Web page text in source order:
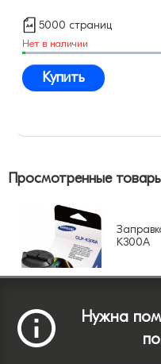
5000 страниц
Нет в наличии
Купить
Просмотренные
K300A
Нужна